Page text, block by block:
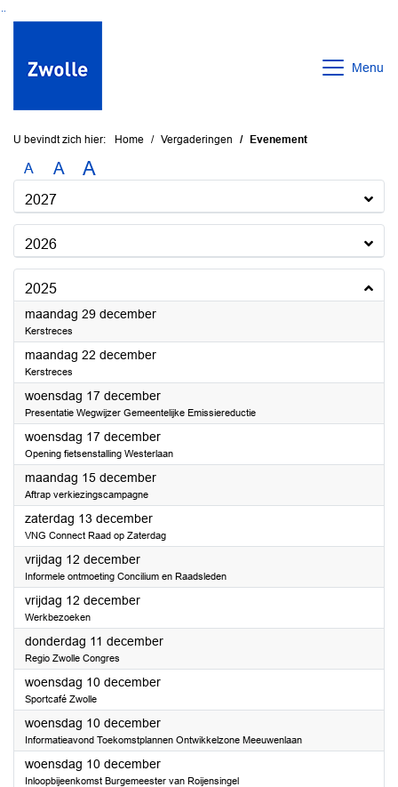
Ga naar de inhoud van deze pagina
Ga naar het zoeken
Ga naar het menu
Menu
U bevindt zich hier: Home Vergaderingen Evenement
A A A
2027
2026
2025
maandag 29 december2025
Kerstreces
maandag 22 december2025
Kerstreces
woensdag 17 december2025
Presentatie Wegwijzer Gemeentelijke Emissiereductie
woensdag 17 december2025
Opening fietsenstalling Westerlaan
maandag 15 december2025
Aftrap verkiezingscampagne
zaterdag 13 december2025
VNG Connect Raad op Zaterdag
vrijdag 12 december2025
Informele ontmoeting Concilium en Raadsleden
vrijdag 12 december2025
Werkbezoeken
donderdag 11 december2025
Regio Zwolle Congres
woensdag 10 december2025
Sportcafé Zwolle
woensdag 10 december2025
Informatieavond Toekomstplannen Ontwikkelzone Meeuwenlaan
woensdag 10 december2025
Inloopbijeenkomst Burgemeester van Roijensingel